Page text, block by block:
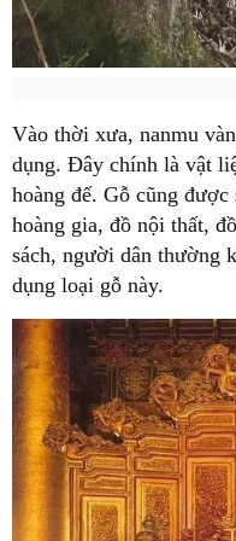
Vào thời xưa, nanmu
dụng. Đây chính là vật
hoàng đế. Gỗ cũng
hoàng gia, đồ nội thất,
sách, người dân thường
dụng loại gỗ này.